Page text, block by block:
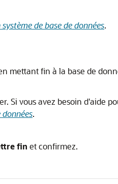
de base de données.
mettant fin à la base de
Si vous avez besoin d'aide
données.
fin et confirmez.